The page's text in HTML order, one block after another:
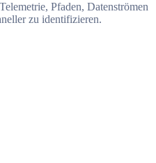
Pfaden, Datenströmen
zu identifizieren.